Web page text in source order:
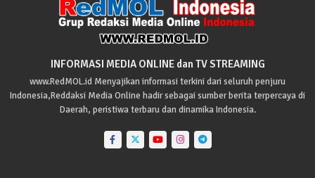
INFORMASI MEDIA ONLINE dan TV STREAMING
www.RedMOL.id Menyajikan informasi terkini dari seluruh penjuru
Indonesia,Reddaksi Media Online hadir sebagai sumber berita terpercaya di
Daerah, peristiwa terbaru dan dinamika Indonesia.